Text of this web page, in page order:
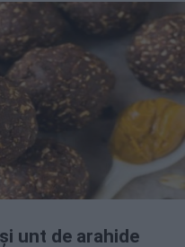
unt de arahide